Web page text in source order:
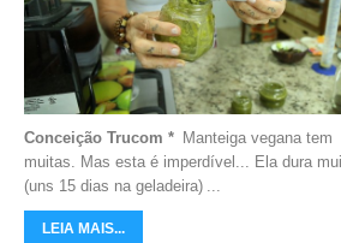
Conceição Trucom * Manteiga vegana tem
muitas. Mas esta é imperdível... Ela dura
(uns 15 dias na geladeira) ...
LEIA MAIS...